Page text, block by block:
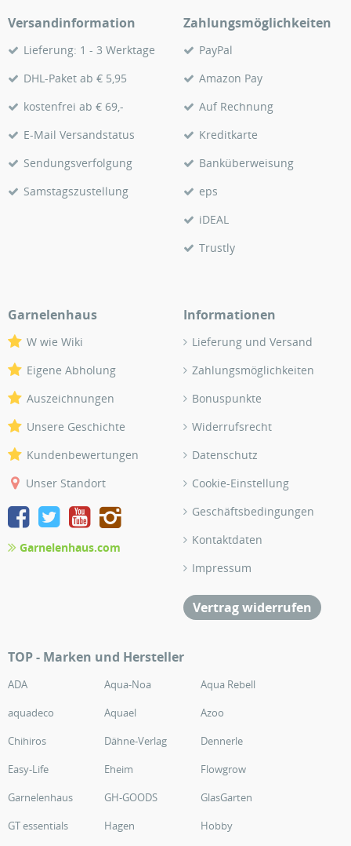
Versandinformation
Lieferung: 1 - 3 Werktage
DHL-Paket ab € 5,95
kostenfrei ab € 69,-
E-Mail Versandstatus
Sendungsverfolgung
Samstagszustellung
Zahlungsmöglichkeiten
PayPal
Amazon Pay
Auf Rechnung
Kreditkarte
Banküberweisung
eps
iDEAL
Trustly
Garnelenhaus
W wie Wiki
Eigene Abholung
Auszeichnungen
Unsere Geschichte
Kundenbewertungen
Unser Standort
Garnelenhaus.com
Informationen
Lieferung und Versand
Zahlungsmöglichkeiten
Bonuspunkte
Widerrufsrecht
Datenschutz
Cookie-Einstellung
Geschäftsbedingungen
Kontaktdaten
Impressum
Vertrag widerrufen
TOP - Marken und Hersteller
ADA Aqua-Noa
Aqua Rebell
aquadeco
Aquael
Azoo
Chihiros
Dähne-Verlag
Dennerle
Easy-Life
Eheim
Flowgrow
Garnelenhaus
GH-GOODS
GlasGarten
GT essentials
Hagen
Hobby